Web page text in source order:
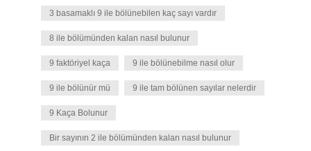
3 basamaklı 9 ile bölünebilen kaç sayı vardır
8 ile bölümünden kalan nasıl bulunur
9 faktöriyel kaça 9 ile bölünebilme nasıl olur
9 ile bölünür mü 9 ile tam bölünen sayılar nelerdir
9 Kaça Bolunur
Bir sayının 2 ile bölümünden kalan nasıl bulunur